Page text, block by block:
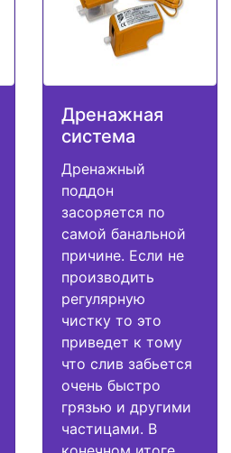
Дренажная
система
Дренажный
поддон
засоряется по
самой банальной
причине. Если не
производить
регулярную
чистку то это
приведет к тому
что слив забьется
очень быстро
грязью и другими
частицами. В